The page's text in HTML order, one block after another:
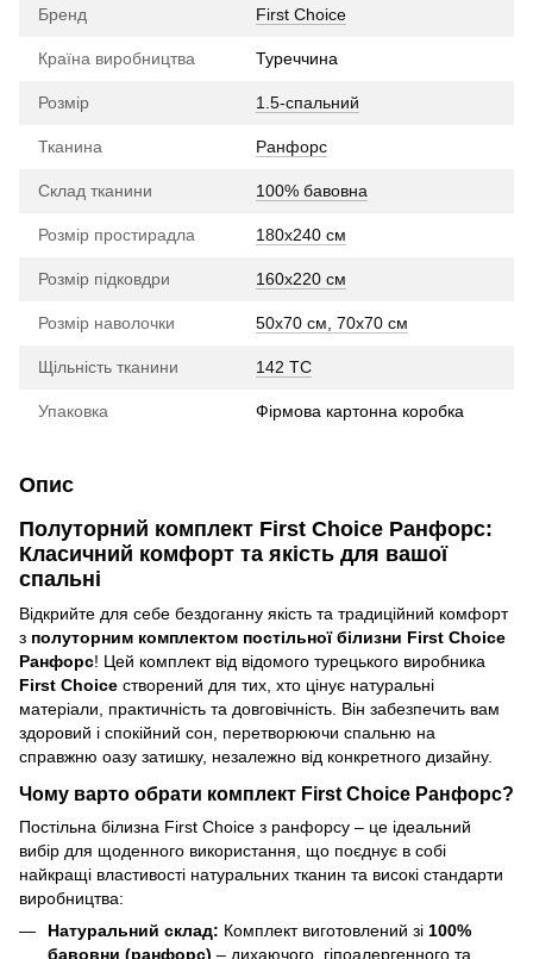
Бренд First Choice
Країна виробництва Туреччина
Розмір 1.5-спальний
Тканина Ранфорс
Склад тканини 100% бавовна
Розмір простирадла 180х240 см
Розмір підковдри 160х220 см
Розмір наволочки 50х70 см, 70х70 см
Щільність тканини 142 TC
Упаковка Фірмова картонна коробка
Опис
Полуторний комплект First Choice Ранфорс:
Класичний комфорт та якість для вашої
спальні
Відкрийте для себе бездоганну якість та традиційний комфорт
з полуторним комплектом постільної білизни First Choice
Ранфорс! Цей комплект від відомого турецького виробника
First Choice створений для тих, хто цінує натуральні
матеріали, практичність та довговічність. Він забезпечить вам
здоровий і спокійний сон, перетворюючи спальню на
справжню оазу затишку, незалежно від конкретного дизайну.
Чому варто обрати комплект First Choice Ранфорс?
Постільна білизна First Choice з ранфорсу – це ідеальний
вибір для щоденного використання, що поєднує в собі
найкращі властивості натуральних тканин та високі стандарти
виробництва:
Натуральний склад: Комплект виготовлений зі 100%
бавовни (ранфорс) – дихаючого, гіпоалергенного та